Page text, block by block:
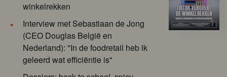
winkelrekken
Interview met Sebastiaan de Jong
(CEO Douglas België en
Nederland): "In de foodretail heb ik
geleerd wat efficiëntie is"